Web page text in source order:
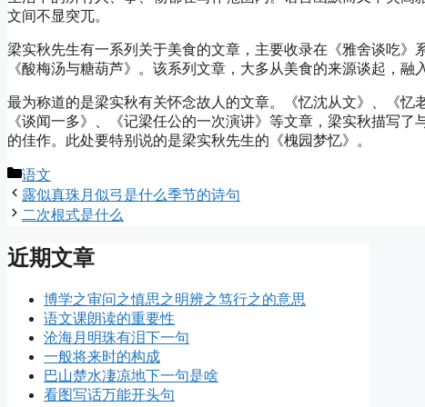
文间不显突兀。
梁实秋先生有一系列关于美食的文章，主要收录在《雅舍谈吃
《酸梅汤与糖葫芦》。该系列文章，大多从美食的来源谈起，
最为称道的是梁实秋有关怀念故人的文章。《忆沈从文》、《忆
《谈闻一多》、《记梁任公的一次演讲》等文章，梁实秋描写
的佳作。此处要特别说的是梁实秋先生的《槐园梦忆》。
分
类
语文
露似真珠月似弓是什么季节的诗句
二次根式是什么
近期文章
博学之审问之慎思之明辨之笃行之的意思
语文课朗读的重要性
沧海月明珠有泪下一句
一般将来时的构成
巴山楚水凄凉地下一句是啥
看图写话万能开头句